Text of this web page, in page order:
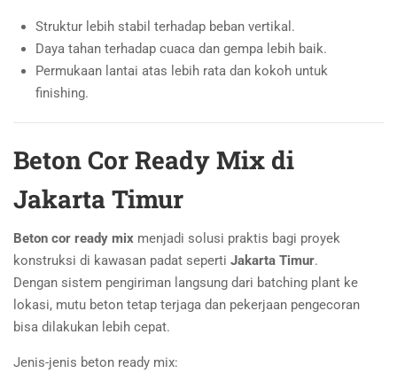
Struktur lebih stabil terhadap beban vertikal.
Daya tahan terhadap cuaca dan gempa lebih baik.
Permukaan lantai atas lebih rata dan kokoh untuk
finishing.
Beton Cor Ready Mix di
Jakarta Timur
Beton cor ready mix menjadi solusi praktis bagi proyek
konstruksi di kawasan padat seperti Jakarta Timur.
Dengan sistem pengiriman langsung dari batching plant ke
lokasi, mutu beton tetap terjaga dan pekerjaan pengecoran
bisa dilakukan lebih cepat.
Jenis-jenis beton ready mix: